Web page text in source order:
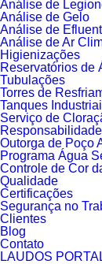
Análise de
Análise de Gelo
Análise de
Análise de Ar
Higienizações
Reservatórios de
Tubulações
Torres de
Tanques
Serviço de
Outorga de Poço
Programa Água
Controle de Cor
Qualidade
Certificações
Segurança no
Clientes
Blog
Contato
LAUDOS